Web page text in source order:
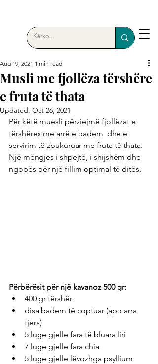
Musli me fjollëza tërshëre
e fruta të thata
Aug 19, 2021 1 min read
Updated: Oct 26, 2021
Për këtë muesli përziejmë fjollëzat e
tërshëres me arrë e badem  dhe e
servirim të zbukuruar me fruta të thata.
Një mëngjes i shpejtë, i shijshëm dhe
ngopës për një fillim optimal të ditës.
Përbërësit për një kavanoz 500 gr:
400 gr tërshër
disa badem të coptuar (apo arra
tjera)
5 luge gjelle fara të bluara liri
7 luge gjelle fara chia
5 luge gjelle lëvozhga psyllium